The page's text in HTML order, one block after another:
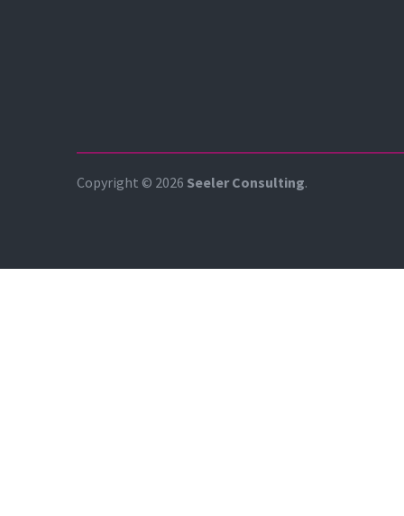
Copyright © 2026 Seeler Consulting.